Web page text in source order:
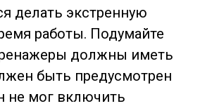
делать экстренную
работы. Подумайте
должны иметь
быть предусмотрен
не мог включить